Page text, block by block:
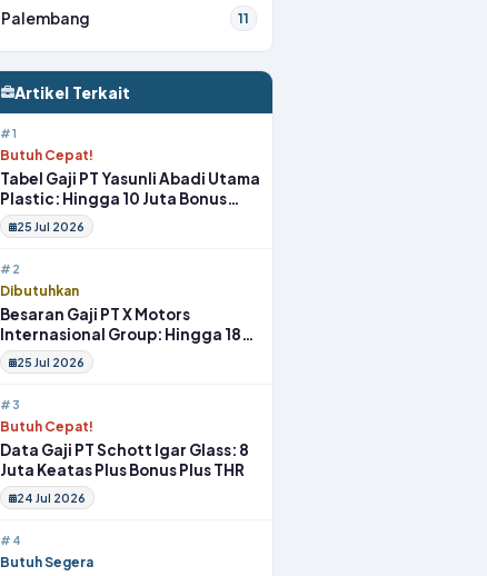
Palembang 11
Artikel Terkait
#1
Butuh Cepat!
Tabel Gaji PT Yasunli Abadi Utama
Plastic: Hingga 10 Juta Bonus
Melimpah Lengkap Tunjangan
25 Jul 2026
#2
Dibutuhkan
Besaran Gaji PT X Motors
Internasional Group: Hingga 18
Juta Gym Membership Makan
Siang
25 Jul 2026
#3
Butuh Cepat!
Data Gaji PT Schott Igar Glass: 8
Juta Keatas Plus Bonus Plus THR
24 Jul 2026
#4
Butuh Segera